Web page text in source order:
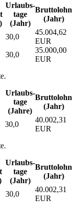
Urlaubs­
tage
(Jahr)
Bruttolohn
(Jahr)
30,0
45.004,62
EUR
30,0
35.000,00
EUR
Urlaubs­
tage
(Jahre)
Bruttolohn
(Jahr)
30,0
40.002,31
EUR
Urlaubs­
tage
(Jahr)
Bruttolohn
(Jahr)
30,0
40.002,31
EUR